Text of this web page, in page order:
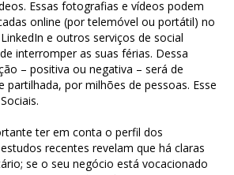
Essas fotografias e vídeos podem
online (por telemóvel ou portátil) no
e outros serviços de social
interromper as suas férias. Dessa
– positiva ou negativa – será de
partilhada, por milhões de pessoas. Esse
ter em conta o perfil dos
recentes revelam que há claras
se o seu negócio está vocacionado